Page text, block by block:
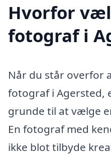
Hvorfor
fotograf i
Når du står overfor
fotograf i Agersted,
grunde til at vælge
En fotograf med
ikke blot tilbyde